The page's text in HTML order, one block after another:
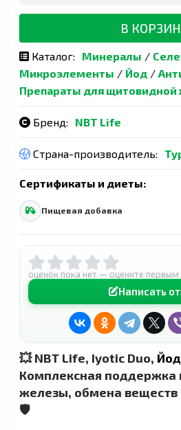
В
Каталог: Минералы /
Микроэлементы / Йод /
Препараты для щитовидной
Бренд: NBT Life
Страна-производитель:
Сертификаты и диеты:
Пищевая добавка
оценок пока нет — оцените первым
Написать
💥 NBT Life, Iyotic Duo,
Комплексная поддержка
железы, обмена веществ
🛡